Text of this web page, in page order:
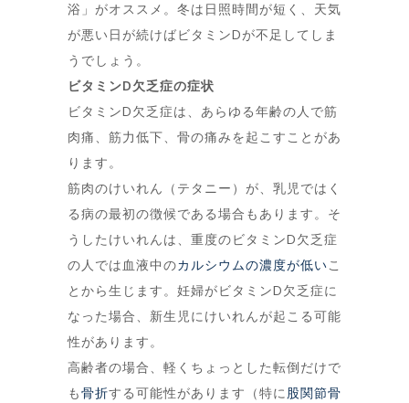
浴」がオススメ。冬は日照時間が短く、天気
が悪い日が続けばビタミンDが不足してしま
うでしょう。
ビタミンD欠乏症の症状
ビタミンD欠乏症は、あらゆる年齢の人で筋
肉痛、筋力低下、骨の痛みを起こすことがあ
ります。
筋肉のけいれん（テタニー）が、乳児ではく
る病の最初の徴候である場合もあります。そ
うしたけいれんは、重度のビタミンD欠乏症
の人では血液中のカルシウムの濃度が低いこ
とから生じます。妊婦がビタミンD欠乏症に
なった場合、新生児にけいれんが起こる可能
性があります。
高齢者の場合、軽くちょっとした転倒だけで
も骨折する可能性があります（特に股関節骨